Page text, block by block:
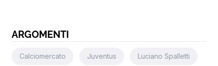
ARGOMENTI
Calciomercato Juventus Luciano Spalletti